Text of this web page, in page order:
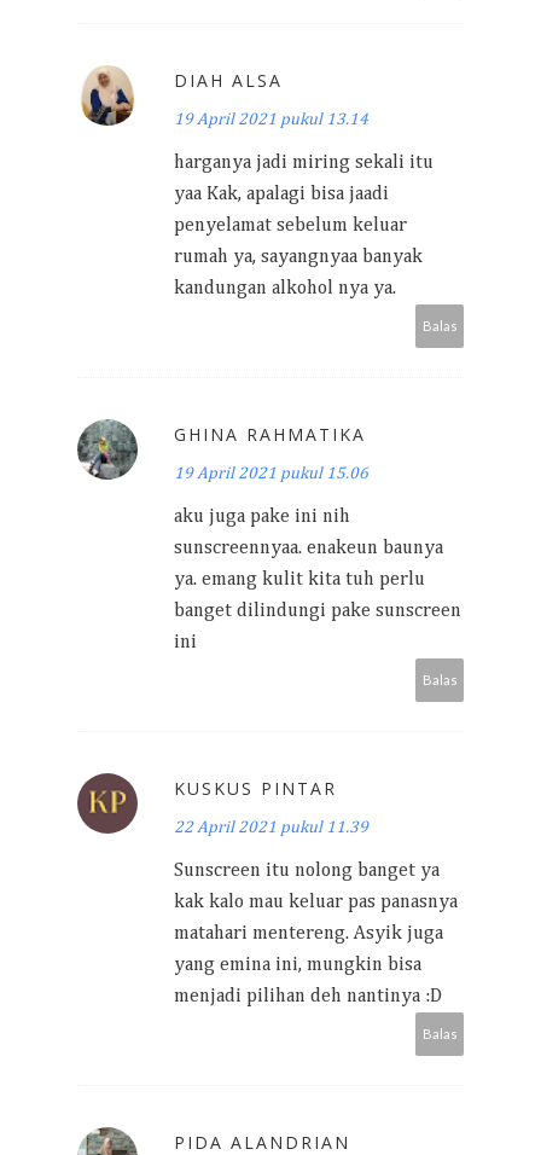
DIAH ALSA
19 April 2021 pukul 13.14
harganya jadi miring sekali itu
yaa Kak, apalagi bisa jaadi
penyelamat sebelum keluar
rumah ya, sayangnyaa banyak
kandungan alkohol nya ya.
Balas
GHINA RAHMATIKA
19 April 2021 pukul 15.06
aku juga pake ini nih
sunscreennyaa. enakeun baunya
ya. emang kulit kita tuh perlu
banget dilindungi pake sunscreen
ini
Balas
KUSKUS PINTAR
22 April 2021 pukul 11.39
Sunscreen itu nolong banget ya
kak kalo mau keluar pas panasnya
matahari mentereng. Asyik juga
yang emina ini, mungkin bisa
menjadi pilihan deh nantinya :D
Balas
PIDA ALANDRIAN